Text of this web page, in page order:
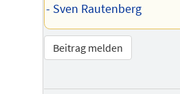
- Sven Rautenberg
Beitrag melden